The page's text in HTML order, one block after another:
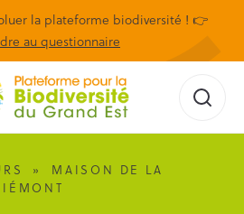
la plateforme biodiversité ! 👉
au questionnaire
»
MAISON DE LA